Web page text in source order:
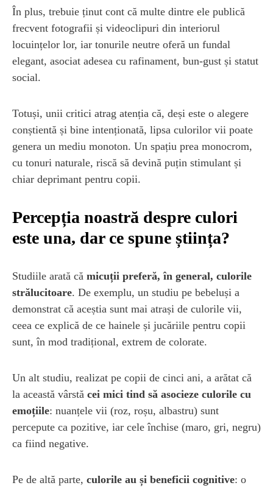
În plus, trebuie ținut cont că multe dintre ele publică
frecvent fotografii și videoclipuri din interiorul
locuințelor lor, iar tonurile neutre oferă un fundal
elegant, asociat adesea cu rafinament, bun-gust și statut
social.
Totuși, unii critici atrag atenția că, deși este o alegere
conștientă și bine intenționată, lipsa culorilor vii poate
genera un mediu monoton. Un spațiu prea monocrom,
cu tonuri naturale, riscă să devină puțin stimulant și
chiar deprimant pentru copii.
Percepția noastră despre culori
este una, dar ce spune știința?
Studiile arată că micuții preferă, în general, culorile
strălucitoare. De exemplu, un studiu pe bebeluși a
demonstrat că aceștia sunt mai atrași de culorile vii,
ceea ce explică de ce hainele și jucăriile pentru copii
sunt, în mod tradițional, extrem de colorate.
Un alt studiu, realizat pe copii de cinci ani, a arătat că
la această vârstă cei mici tind să asocieze culorile cu
emoțiile: nuanțele vii (roz, roșu, albastru) sunt
percepute ca pozitive, iar cele închise (maro, gri, negru)
ca fiind negative.
Pe de altă parte, culorile au și beneficii cognitive: o